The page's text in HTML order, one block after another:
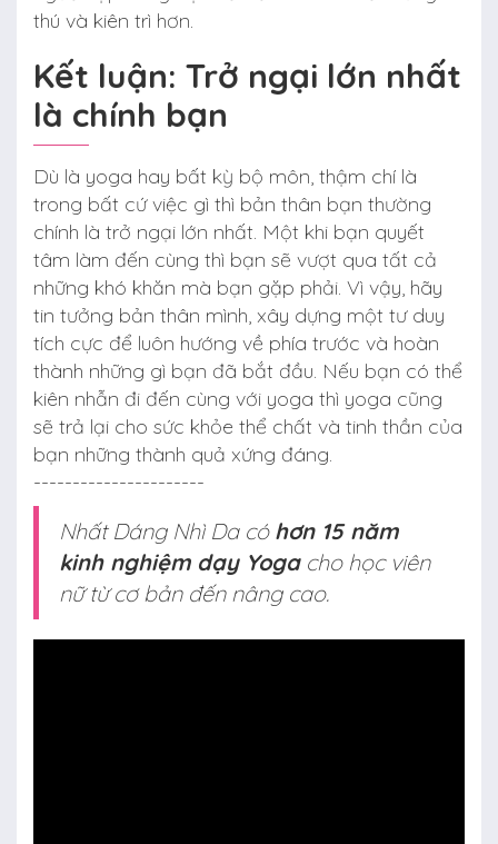
thú và kiên trì hơn.
Kết luận: Trở ngại lớn nhất
là chính bạn
Dù là yoga hay bất kỳ bộ môn, thậm chí là
trong bất cứ việc gì thì bản thân bạn thường
chính là trở ngại lớn nhất. Một khi bạn quyết
tâm làm đến cùng thì bạn sẽ vượt qua tất cả
những khó khăn mà bạn gặp phải. Vì vậy, hãy
tin tưởng bản thân mình, xây dựng một tư duy
tích cực để luôn hướng về phía trước và hoàn
thành những gì bạn đã bắt đầu. Nếu bạn có thể
kiên nhẫn đi đến cùng với yoga thì yoga cũng
sẽ trả lại cho sức khỏe thể chất và tinh thần của
bạn những thành quả xứng đáng.
----------------------
Nhất Dáng Nhì Da có hơn 15 năm
kinh nghiệm dạy Yogacho học viên
nữ từ cơ bản đến nâng cao.